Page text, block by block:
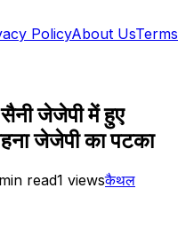
PolicyAbout UsTerms
जेजेपी में हुए
जेजेपी का पटका
min read1 viewsकैथल